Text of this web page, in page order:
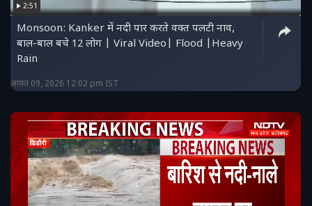
2:51
Monsoon: Kanker में नदी पार करते वक्त पलटी नाव,
बाल-बाल बचे 12 लोग | Viral Video| Flood |Heavy
Rain
अगस्त 09, 2026 12:02 pm IST